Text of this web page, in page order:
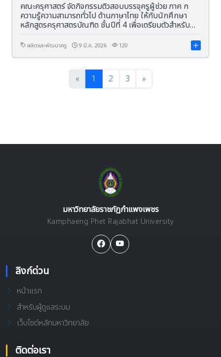
คณะครุศาสตร์ จัดกิจกรรมติวสอบบรรจุครูผู้ช่วย ภาค ก
ความรู้ความสามารถทั่วไป ด้านภาษาไทย ให้กับนักศึกษา
หลักสูตรครุศาสตรบัณฑิต ชั้นปีที่ 4 เพื่อเตรียมตัวสำหรับ
ผลิตและพัฒนาครู 9 มี.ค. 2026 120
« 1 2 3 »
มหาวิทยาลัยราชภัฏกำแพงเพชร
Kamphaeng Phet Rajabhat University
ลิงก์ด่วน
หน้าแรก
สำหรับผู้ดูแลระบบ
เว็บไซต์หลักมหาวิทยาลัย
ติดต่อเรา